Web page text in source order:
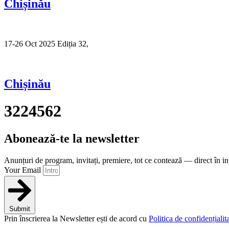
Chișinău
17-26 Oct 2025 Ediția 32,
Chișinău
3224562
Abonează-te la newsletter
Anunțuri de program, invitați, premiere, tot ce contează — direct în
Your Email
Submit
Prin înscrierea la Newsletter ești de acord cu Politica de